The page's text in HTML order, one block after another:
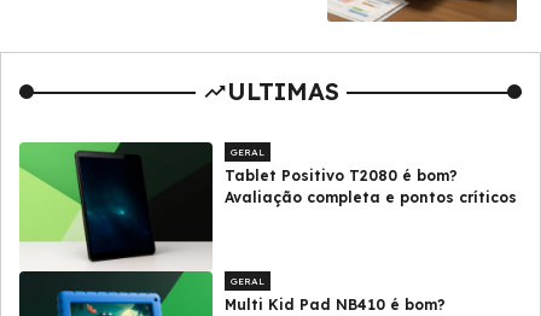
ULTIMAS
GERAL
Tablet Positivo T2080 é bom?
Avaliação completa e pontos críticos
GERAL
Multi Kid Pad NB410 é bom?